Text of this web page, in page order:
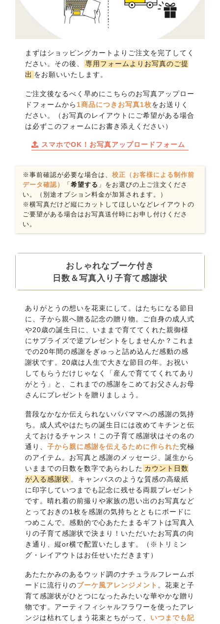
まずはショッピングカートよりご注文を完了してく
ださい。その後、
専用フォームよりお写真のご提
出 をお願いいたします。
ご注文後なるべく早めにこちらのお写真アップロー
ドフォームから 1商品につきお写真1枚をお送りく
ださい。（お写真のレイアウトにご希望がある場合
は必ずこのフォームにお書き添えください）
スマホでOK！お写真アップロードフォーム
※事前確認が必要な場合は、校正（お客様による制作前
データ確認）
「希望する 」をお選びの上ご注文くださ
い。（別途オプション料金が加算されます。）
※横写真だけど縦にカットしてほしいなどレイアウトの
ご要望がある場合はお写真送付時にお申し付けくださ
い。
おしゃれなブーケ付き
日数＆写真入り子育て感謝状
ありがとうの想いを花束にして。はたちになる節目
に、子から親へ贈る記念の贈り物。ご自身の成人式
や20歳の誕生日に、いままで育ててくれた親御様
にサプライズで逆プレゼントをしませんか？これま
での20年間の感謝をぎゅっと詰め込んだ感動の感
謝状です。20歳は人生で大きな節目の年。お祝い
してもらうだけじゃなく「産んで育ててくれてあり
がとう」と、これまでの感謝をこめてお父さんお母
さんにプレゼントを贈りましょう。
普段なかなか伝えられないパパママへの感謝の気持
ち。成人式やはたちの誕生日には改めてキチンと伝
えておけるチャンス！この子育て感謝状はその名の
通り、 子から親に感謝を伝えるために作られた究極
のアイテム。お写真と感謝のメッセージ、誕生から
いままでの日数を数字であらわした カウント日数
が入る感謝状 。キャンバスのような質感の高級紙
に印字していつまでも記念に残せる両親プレゼント
です。晴れ着の前撮りや家族の思い出のお写真など
とっておきの1枚を感謝の気持ちとともにボードに
つめこんで。感動的で心あたたまるギフトは写真入
りの子育て感謝状で決まり！いただいたお写真の向
き通り、縦or横で配置いたします。（※トリミン
グ・レイアウトはお任せいただきます）
あたたかみのあるウッド調のナチュラルフレームボ
ードに流行りのブーケ風アレンジメント 。花束と子
育て感謝状がひとつになったみたいな華やかな贈り
物です。アーティフィシャルフラワーを使ったアレ
ンジは枯れてしまう花束とちがって、 いつまでも記